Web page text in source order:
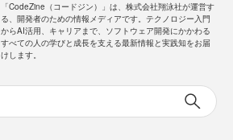
「CodeZine（コードジン）」は、株式会社翔泳社が運営す
る、開発者のための情報メディアです。テクノロジー入門
からAI活用、キャリアまで、ソフトウェア開発にかかわる
すべての人の学びと成長を支える最新情報と実践知をお届
けします。